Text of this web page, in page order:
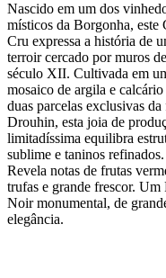
Nascido em um dos
místicos da Borgonha, este
Cru expressa a história de
terroir cercado por muros
século XII. Cultivada em
mosaico de argila e calcário
duas parcelas exclusivas
Drouhin, esta joia de
limitadíssima equilibra
sublime e taninos refinados.
Revela notas de frutas
trufas e grande frescor. Um
Noir monumental, de
elegância.